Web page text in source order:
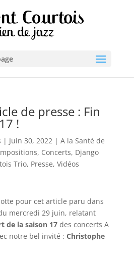
de presse : Fin
!
| Juin 30, 2022| A la Santé de
, Concerts, Django
Trio, Presse, Vidéos
pour cet article paru dans
mercredi 29 juin, relatant
de la saison 17des concerts A
notre bel invité : Christophe